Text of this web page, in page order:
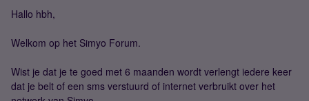
Hallo hbh,
Welkom op het Simyo Forum.
Wist je dat je te goed met 6 maanden wordt verlengt iedere keer
dat je belt of een sms verstuurd of internet verbruikt over het